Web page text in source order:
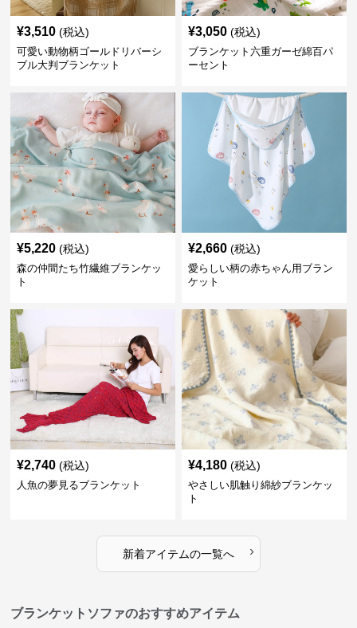
¥3,510 (税込)
可愛い動物柄ゴールドリバーシ
ブル大判ブランケット
¥3,050 (税込)
ブランケット六重ガーゼ綿百パ
ーセント
¥5,220 (税込)
森の仲間たち竹繊維ブランケッ
ト
¥2,660 (税込)
愛らしい柄の赤ちゃん用ブラン
ケット
¥2,740 (税込)
人魚の夢見るブランケット
¥4,180 (税込)
やさしい肌触り綿紗ブランケッ
ト
新着アイテムの一覧へ ›
ブランケットソファのおすすめアイテム